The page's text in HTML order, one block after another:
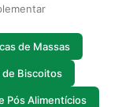
de Massas
de Biscoitos
Pós Alimentícios